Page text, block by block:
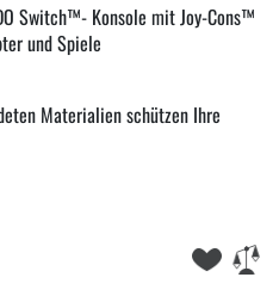
Switch™- Konsole mit Joy-Cons™
und Spiele
Materialien schützen Ihre